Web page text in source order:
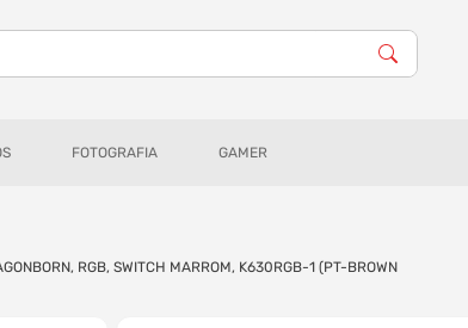
FOTOGRAFIA GAMER
RGB, SWITCH MARROM, K630RGB-1 (PT-BROWN